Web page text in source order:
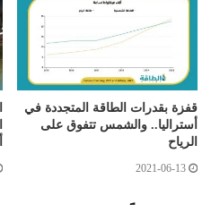
قفزة بقدرات الطاقة المتجددة في
أستراليا.. والشمس تتفوق على
الرياح
2021-06-13